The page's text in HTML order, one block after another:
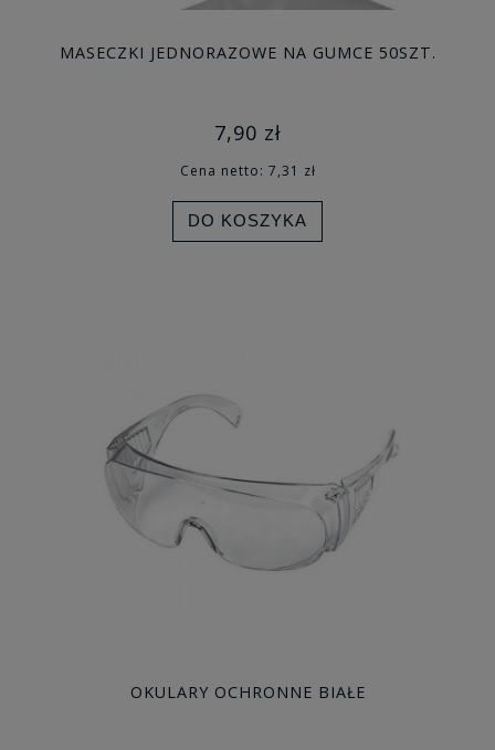
MASECZKI JEDNORAZOWE NA GUMCE 50SZT.
7,90 zł
Cena netto: 7,31 zł
DO KOSZYKA
OKULARY OCHRONNE BIAŁE